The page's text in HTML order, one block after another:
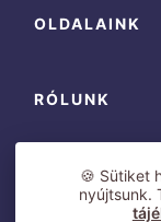
OLDALAINK
RÓLUNK
🍪 Sütiket
nyújtsunk.